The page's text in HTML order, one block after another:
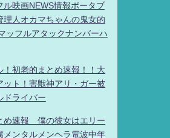
ル映画NEWS情報ポータブ
理人オカマちゃんの鬼女的
ッフルアタックナンバーハ
！初老的まとめ速報！！大
ット！害獣神アリ・ガー被
ドライバー
め速報 僕の彼女はエリー
メンタルメンヘラ電波中年